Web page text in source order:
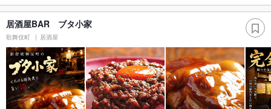
居酒屋BAR ブタ小家
歌舞伎町 居酒屋